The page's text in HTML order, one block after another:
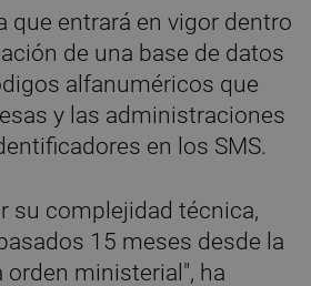
que entrará en vigor dentro
de una base de datos
alfanuméricos que
y las administraciones
en los SMS.
su complejidad técnica,
15 meses desde la
ministerial", ha